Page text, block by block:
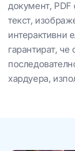
документ, PDF
текст,
интерактивни
гарантират,
хардуера,